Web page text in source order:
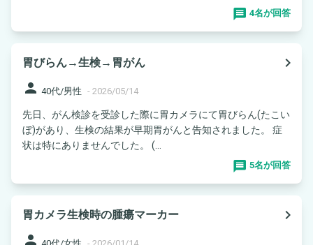
4名が回答
胃びらん→生検→胃がん
navigate_next
person 40代/男性 - 2026/05/14
先日、がん検診を受診した際に胃カメラにて胃びらん(たこい
ぼ)があり、生検の結果が早期胃がんと告知されました。 症
状は特にありませんでした。 (...
5名が回答
胃カメラ生検時の腫瘍マーカー
navigate_next
person